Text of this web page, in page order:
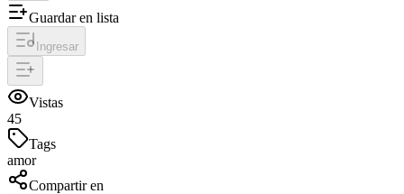
Guardar en lista
Ingresar
Vistas
45
Tags
amor
Compartir en